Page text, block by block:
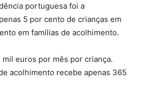
portuguesa foi a
5 por cento de crianças em
em famílias de acolhimento.
euros por mês por criança.
acolhimento recebe apenas 365